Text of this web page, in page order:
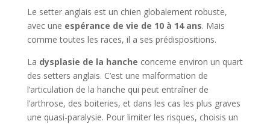
Le setter anglais est un chien globalement robuste,
avec une espérance de vie de 10 à 14 ans. Mais
comme toutes les races, il a ses prédispositions.
La dysplasie de la hanche concerne environ un quart
des setters anglais. C’est une malformation de
l’articulation de la hanche qui peut entraîner de
l’arthrose, des boiteries, et dans les cas les plus graves
une quasi-paralysie. Pour limiter les risques, choisis un